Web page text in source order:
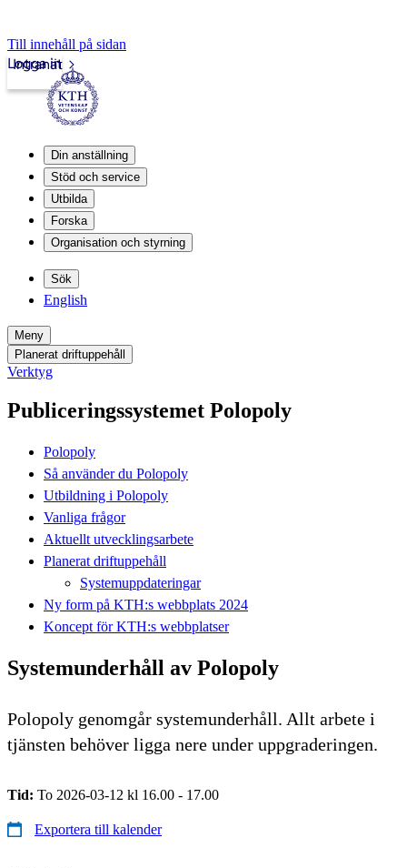
Till innehåll på sidan
Intranät
Logga in
Din anställning
Stöd och service
Utbilda
Forska
Organisation och styrning
Sök
English
Meny
Planerat driftuppehåll
Verktyg
Publiceringssystemet Polopoly
Polopoly
Så använder du Polopoly
Utbildning i Polopoly
Vanliga frågor
Aktuellt utvecklingsarbete
Planerat driftuppehåll
Systemuppdateringar
Ny form på KTH:s webbplats 2024
Koncept för KTH:s webbplatser
Systemunderhåll av Polopoly
Polopoly genomgår systemunderhåll. Allt arbete i
tjänsten behöver ligga nere under uppgraderingen.
Tid: To 2026-03-12 kl 16.00 - 17.00
Exportera till kalender